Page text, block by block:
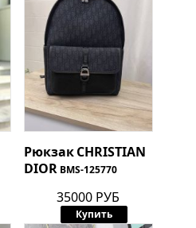
Рюкзак CHRISTIAN
DIOR BMS-125770
35000 РУБ
Купить